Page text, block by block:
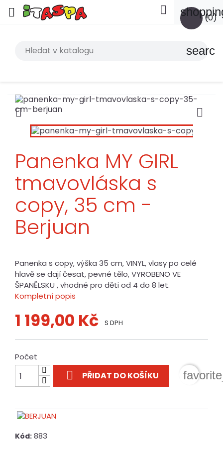
 (0)

search
 
Panenka MY GIRL
tmavovláska s
copy, 35 cm -
Berjuan
Panenka s copy, výška 35 cm, VINYL, vlasy po celé
hlavě se dají česat, pevné tělo, VYROBENO VE
ŠPANĚLSKU , vhodné pro děti od 4 do 8 let.
Kompletní popis
1 199,00 Kč S DPH
Počet
 PŘIDAT DO KOŠÍKU
Kód: 883